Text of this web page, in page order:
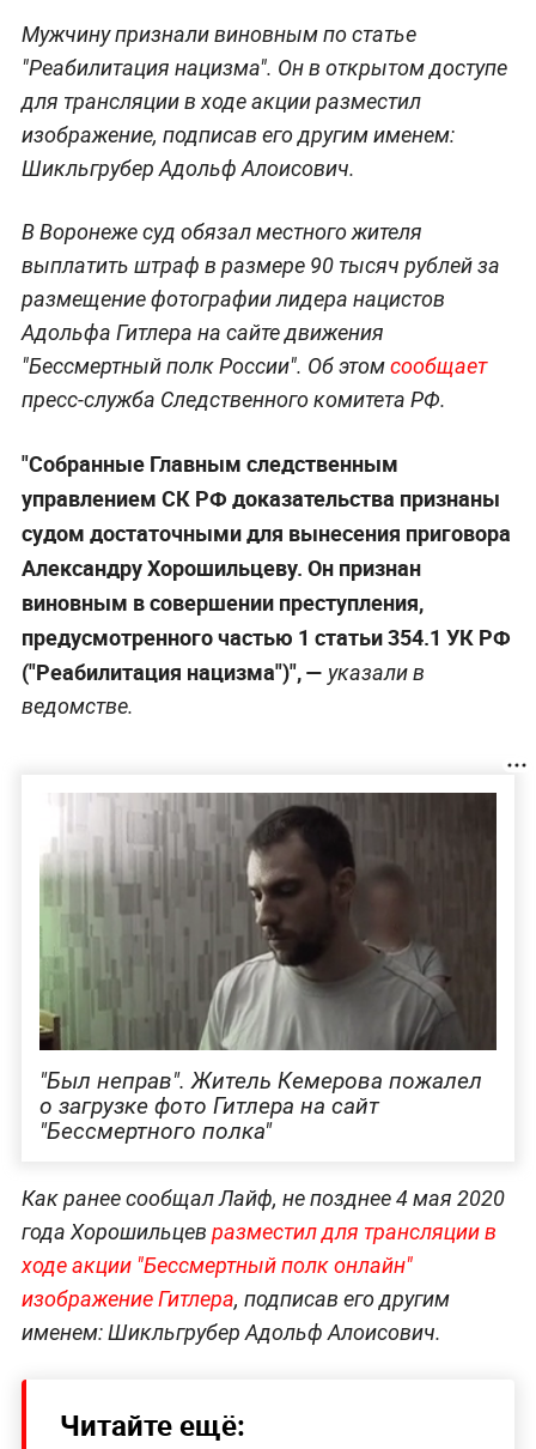
Мужчину признали виновным по статье
"Реабилитация нацизма". Он в открытом доступе
для трансляции в ходе акции разместил
изображение, подписав его другим именем:
Шикльгрубер Адольф Алоисович.
В Воронеже суд обязал местного жителя
выплатить штраф в размере 90 тысяч рублей за
размещение фотографии лидера нацистов
Адольфа Гитлера на сайте движения
"Бессмертный полк России". Об этомсообщает
пресс-служба Следственного комитета РФ.
"Собранные Главным следственным
управлением СК РФ доказательства признаны
судом достаточными для вынесения приговора
Александру Хорошильцеву. Он признан
виновным в совершении преступления,
предусмотренного частью 1 статьи 354.1 УК РФ
("Реабилитация нацизма")", — указали в
ведомстве.
"Был неправ". Житель Кемерова пожалел
о загрузке фото Гитлера на сайт
"Бессмертного полка"
Как ранее сообщал Лайф, не позднее 4 мая 2020
года Хорошильцев разместил для трансляции в
ходе акции "Бессмертный полк онлайн"
изображение Гитлера, подписав его другим
именем: Шикльгрубер Адольф Алоисович.
Читайте ещё: